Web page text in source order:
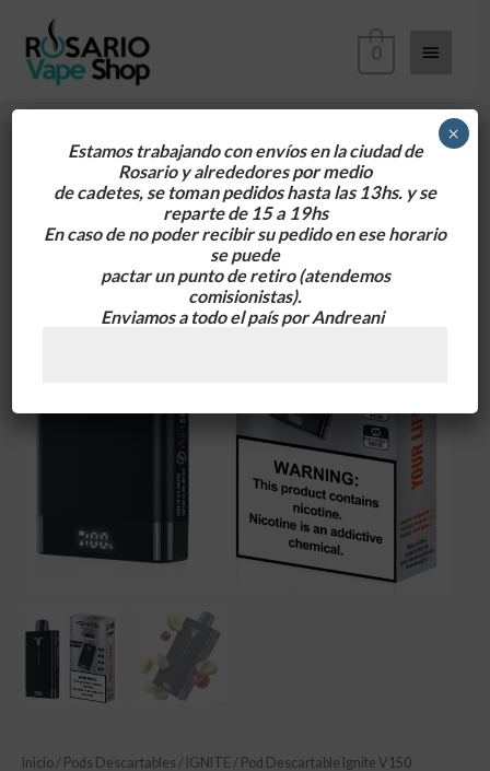
contenido
0
Inicio / Pods Descartables / IGNITE / Pod Descartable Ignite V150
Estamos trabajando con envíos en la ciudad de
Rosario y alrededorespor medio
de cadetes, se toman pedidos hasta las 13hs. y se
reparte de 15 a 19hs
En caso de no poder recibir su pedido en ese horario
se puede
pactar un punto de retiro(atendemos
comisionistas).
Enviamos a todo el país por Andreani
×